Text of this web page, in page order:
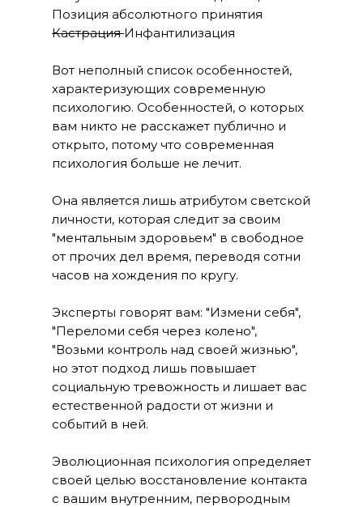
Позиция абсолютного принятия
КастрацияИнфантилизация
Вот неполный список особенностей,
характеризующих современную
психологию. Особенностей, о которых
вам никто не расскажет публично и
открыто, потому что современная
психология больше не лечит.
Она является лишь атрибутом светской
личности, которая следит за своим
"ментальным здоровьем" в свободное
от прочих дел время, переводя сотни
часов на хождения по кругу.
Эксперты говорят вам: "Измени себя",
"Переломи себя через колено",
"Возьми контроль над своей жизнью",
но этот подход лишь повышает
социальную тревожность и лишает вас
естественной радости от жизни и
событий в ней.
Эволюционная психология определяет
своей целью восстановление контакта
с вашим внутренним, первородным